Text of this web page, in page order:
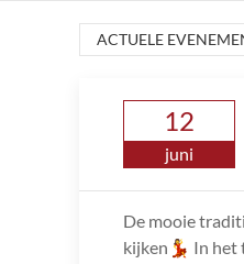
ACTUELE
12
juni
De mooie
kijken💃 In het